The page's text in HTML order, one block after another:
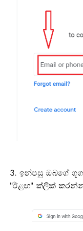
3. ඉන්පසු ඔබගේ
"ඊළඟ" ක්ලික්